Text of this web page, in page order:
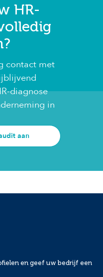
HR-
contact met
diagnose
in
aan
en geef uw bedrijf een